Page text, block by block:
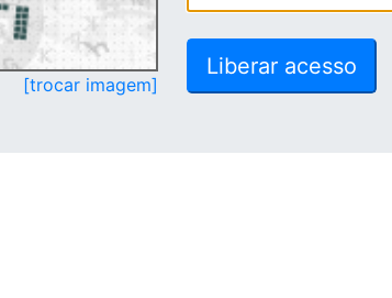
[trocar imagem]